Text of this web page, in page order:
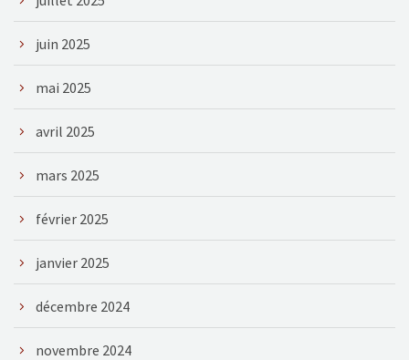
juin 2025
mai 2025
avril 2025
mars 2025
février 2025
janvier 2025
décembre 2024
novembre 2024